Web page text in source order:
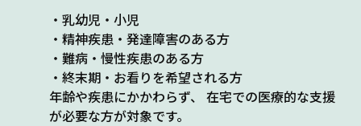
・乳幼児・小児
・精神疾患・発達障害のある方
・難病・慢性疾患のある方
・終末期・お看りを希望される方
年齢や疾患にかかわらず、 在宅での医療的な支援
が必要な方が対象です。